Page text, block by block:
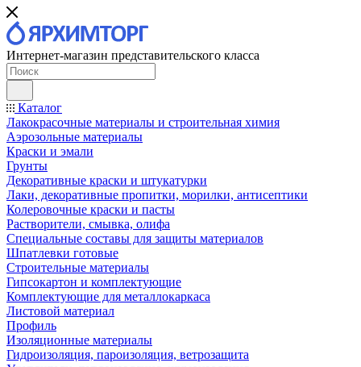
Интернет-магазин представительского класса
Каталог
Лакокрасочные материалы и строительная химия
Аэрозольные материалы
Краски и эмали
Грунты
Декоративные краски и штукатурки
Лаки, декоративные пропитки, морилки, антисептики
Колеровочные краски и пасты
Растворители, смывка, олифа
Специальные составы для защиты материалов
Шпатлевки готовые
Строительные материалы
Гипсокартон и комплектующие
Комплектующие для металлокаркаса
Листовой материал
Профиль
Изоляционные материалы
Гидроизоляция, пароизоляция, ветрозащита